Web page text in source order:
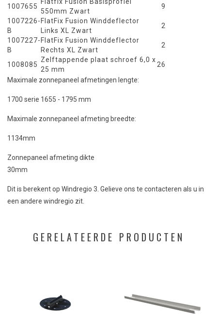
1007655
550mm Zwart
9
1007226-
B
FlatFix Fusion Winddeflector
Links XL Zwart
2
1007227-
B
FlatFix Fusion Winddeflector
Rechts XL Zwart
2
1008085
Zelftappende plaat schroef 6,0 x
25 mm
26
Maximale zonnepaneel afmetingen lengte:
1700 serie 1655 - 1795 mm
Maximale zonnepaneel afmeting breedte:
1134mm
Zonnepaneel afmeting dikte
30mm
Dit is berekent op Windregio 3. Gelieve ons te contacteren als u in
een andere windregio zit.
GERELATEERDE PRODUCTEN